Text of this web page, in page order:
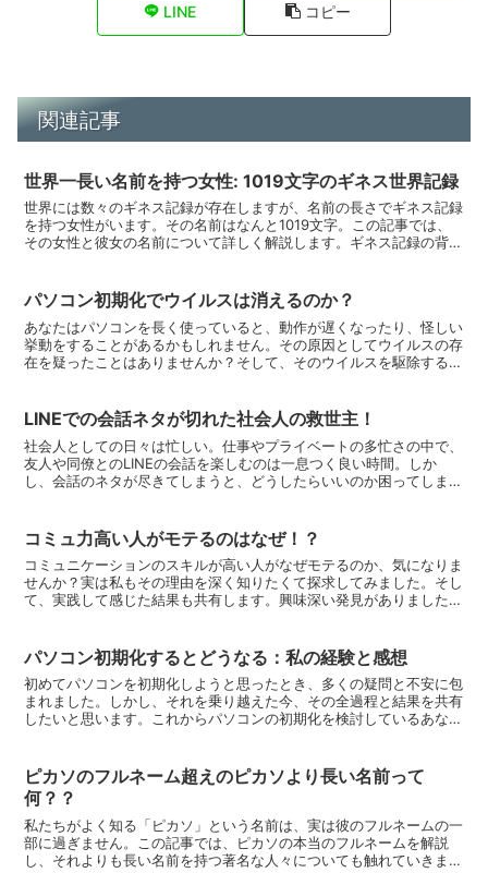
LINE コピー
関連記事
世界一長い名前を持つ女性: 1019文字のギネス世界記録
世界には数々のギネス記録が存在しますが、名前の長さでギネス記録
を持つ女性がいます。その名前はなんと1019文字。この記事では、
その女性と彼女の名前について詳しく解説します。ギネス記録の背景
パソコン初期化でウイルスは消えるのか？
あなたはパソコンを長く使っていると、動作が遅くなったり、怪しい
挙動をすることがあるかもしれません。その原因としてウイルスの存
在を疑ったことはありませんか？そして、そのウイルスを駆除するた
LINEでの会話ネタが切れた社会人の救世主！
社会人としての日々は忙しい。仕事やプライベートの多忙さの中で、
友人や同僚とのLINEの会話を楽しむのは一息つく良い時間。しか
し、会話のネタが尽きてしまうと、どうしたらいいのか困ってしまう
コミュ力高い人がモテるのはなぜ！？
コミュニケーションのスキルが高い人がなぜモテるのか、気になりま
せんか？実は私もその理由を深く知りたくて探求してみました。そし
て、実践して感じた結果も共有します。興味深い発見がありましたの
パソコン初期化するとどうなる：私の経験と感想
初めてパソコンを初期化しようと思ったとき、多くの疑問と不安に包
まれました。しかし、それを乗り越えた今、その全過程と結果を共有
したいと思います。これからパソコンの初期化を検討しているあなた
ピカソのフルネーム超えのピカソより長い名前って
何？？
私たちがよく知る「ピカソ」という名前は、実は彼のフルネームの一
部に過ぎません。この記事では、ピカソの本当のフルネームを解説
し、それよりも長い名前を持つ著名な人々についても触れていきま